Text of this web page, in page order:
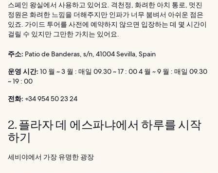
스페인 왕실에서 사용하고 있어요. 격천정, 화려한 아치 통로, 멋진
정원은 화려한 느낌을 더해주지만 인파가 너무 붐벼서 아쉬운 점은
있죠. 가이드 투어를 사전에 예약하지 않으면 입장하는 데 몇 시간이
걸릴 수 있지만 그만한 가치는 있어요.
주소: Patio de Banderas, s/n, 41004 Sevilla, Spain
운영 시간: 10 월 ~ 3 월 : 매일 09.30 ~ 17 : 00 4 월 ~ 9 월 : 매일 09.30
~ 19 : 00
전화: +34 954 50 23 24
2. 플라자 데 에스파냐에서 하루를 시작
하기
세비야에서 가장 유명한 광장